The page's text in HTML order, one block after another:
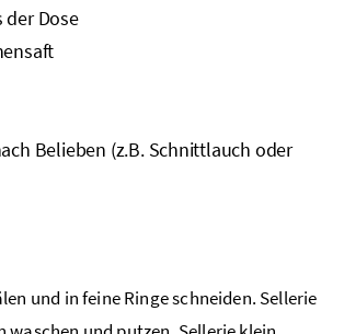
Dose
Belieben (z.B.Schnittlauch oder
und in feine Ringe schneiden. Sellerie